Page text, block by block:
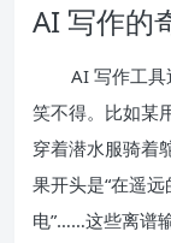
AI 写作的
AI 写作工具
笑不得。比如某
穿着潜水服骑着
果开头是“在遥
电”……这些离谱